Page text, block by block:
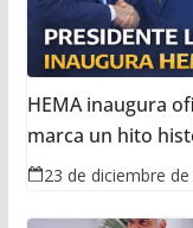
HEMA inaugura
marca un hito
Dominicana
23 de diciembre